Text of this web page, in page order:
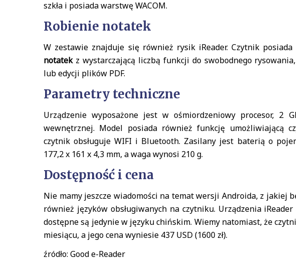
szkła i posiada warstwę WACOM.
Robienie notatek
W zestawie znajduje się również rysik iReader. Czytnik posiada
notatek z wystarczającą liczbą funkcji do swobodnego
lub edycji plików PDF.
Parametry techniczne
Urządzenie wyposażone jest w ośmiordzeniowy procesor, 2
wewnętrznej. Model posiada również funkcję umożliwiającą
czytnik obsługuje WIFI i Bluetooth. Zasilany jest baterią o
177,2 x 161 x 4,3 mm, a waga wynosi 210 g.
Dostępność i cena
Nie mamy jeszcze wiadomości na temat wersji Androida, z jakiej
również języków obsługiwanych na czytniku. Urządzenia
dostępne są jedynie w języku chińskim. Wiemy natomiast, że
miesiącu, a jego cena wyniesie 437 USD (1600 zł).
źródło: Good e-Reader